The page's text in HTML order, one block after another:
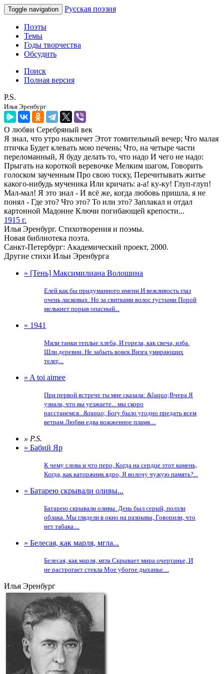
Toggle navigation Русская поэзия
Поэты
Темы
Годы творчества
Обсудить
Поиск
Полная версия
P.S.
Илья Эренбург
О любви Серебряный век
Я знал, что утро накличет Этот томительный вечер; Что малая
птичка Будет клевать мою печень; Что, на четыре части
переломанный, Я буду делать то, что надо И чего не надо:
Прыгать на короткой веревочке Мелким шагом, Говорить
голоском заученным Про свою тоску, Перечитывать житье
какого-нибудь мученика Или кричать: а-а! ку-ку! Глуп-глуп!
Мал-мал! Я это знал - И всё же, когда любовь пришла, я не
понял - Где это? Что это? То или это? Заплакал и отдал
картонной Мадонне Ключи погибающей крепости...
1915 г.
Илья Эренбург. Стихотворения и поэмы.
Новая библиотека поэта.
Санкт-Петербург: Академический проект, 2000.
Другие стихи Ильи Эренбурга
» [Тень] Максимилиана Волошина
Елей как бы придуманного имени И вежливость глаз
очень ласковых. Но за свитками волос густыми Порой
мелькнет порыв опасный...
» 1941
Мяли танки теплые хлеба, И горела, как свеча, изба.
Шли деревни. Не забыть вовек Визга умирающих
телег,...
» A toi aimee
При первой встрече ты мне сказала: &laquo;Вчера Я
узнала, что вы уезжаете... мы скоро
расстанемся...&raquo; Богу было угодно предать всем
ветрам Любви едва вожженное пламя....
» P.S.
» Бабий Яр
К чему слова и что перо, Когда на сердце этот камень,
Когда, как каторжник ядро, Я волочу чужую память?...
» Батарею скрывали оливы...
Батарею скрывали оливы. День был серый, ползли
облака. Мы глядели в окно на разрывы, Говорили, что
нет табака....
» Белесая, как марля, мгла...
Белесая, как марля, мгла Скрывает мира очертанье, И
не растрогает стекла Мое убогое дыханье....
Илья Эренбург